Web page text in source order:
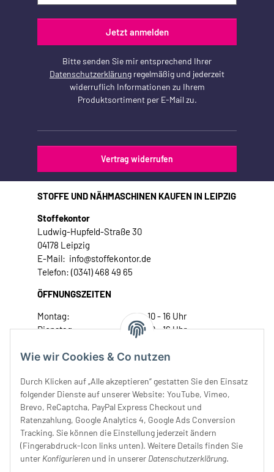
Wie wir Cookies & Co nutzen
Durch Klicken auf „Alle akzeptieren“ gestatten Sie den Einsatz
folgender Dienste auf unserer Website: YouTube, Vimeo,
Brevo, ReCaptcha, PayPal Express Checkout und
Ratenzahlung, Google Analytics 4, Google Ads Conversion
Tracking. Sie können die Einstellung jederzeit ändern
(Fingerabdruck-Icon links unten). Weitere Details finden Sie
unter Konfigurieren und in unserer Datenschutzerklärung.
Jetzt anmelden
Bitte senden Sie mir entsprechend Ihrer
Datenschutzerklärung regelmäßig und jederzeit
widerruflich Informationen zu Ihrem
Produktsortiment per E-Mail zu.
Vertrag widerrufen
STOFFE UND NÄHMASCHINEN KAUFEN IN LEIPZIG
Stoffekontor
Ludwig-Hupfeld-Straße 30
04178 Leipzig
E-Mail: info@stoffekontor.de
Telefon: (0341) 468 49 65
ÖFFNUNGSZEITEN
Montag:
10 - 16 Uhr
Dienstag:
10 - 16 Uhr
Donnerstag:
10 - 18 Uhr
Samstag:
10 - 14 Uhr
Unser Service
Rechtliches